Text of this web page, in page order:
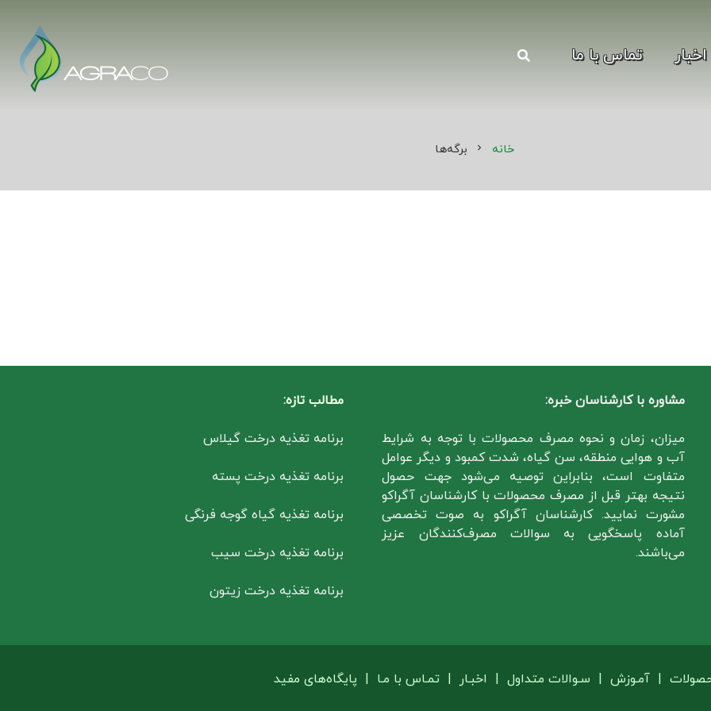
اخبار تماس با ما
خانه chevron_right برگه‌ها
مشاوره با کارشناسان خبره:
میزان، زمان و نحوه مصرف محصولات با توجه به شرایط
آب و هوایی منطقه، سن گیاه، شدت کمبود و دیگر عوامل
متفاوت است، بنابراین توصیه می‌شود جهت حصول
نتیجه بهتر قبل از مصرف محصولات با کارشناسان آگراکو
مشورت نمایید. کارشناسان آگراکو به صوت تخصصی
آماده پاسخگویی به سوالات مصرف‌کنندگان عزیز
می‌باشند.
مطالب تازه:
برنامه تغذیه درخت گیلاس
برنامه تغذیه درخت پسته
برنامه تغذیه گیاه گوجه فرنگی
برنامه تغذیه درخت سیب
برنامه تغذیه درخت زیتون
آمـوزش سـوالات متداول اخبـار تمـاس با مـا پایگاه‌های مفید